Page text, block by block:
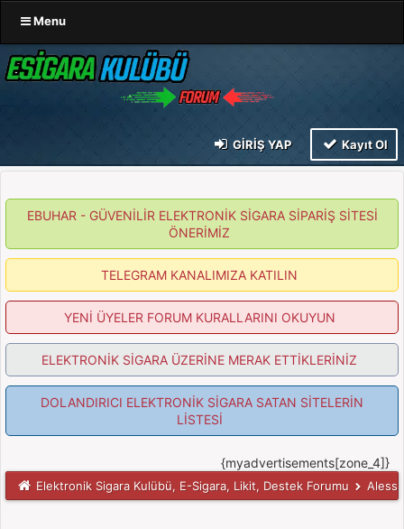
Menu
GIRIŞ YAP Kayıt Ol
EBUHAR - GÜVENİLİR ELEKTRONİK SİGARA SİPARİŞ SİTESİ
ÖNERİMİZ
TELEGRAM KANALIMIZA KATILIN
YENİ ÜYELER FORUM KURALLARINI OKUYUN
ELEKTRONİK SİGARA ÜZERİNE MERAK ETTİKLERİNİZ
DOLANDIRICI ELEKTRONİK SİGARA SATAN SİTELERİN
LİSTESİ
{myadvertisements[zone_4]}
Elektronik Sigara Kulübü, E-Sigara, Likit, Destek Forumu